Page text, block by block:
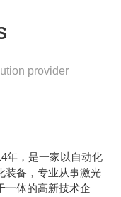
provider
年，是一家以自动化
装备，专业从事激光
一体的高新技术企